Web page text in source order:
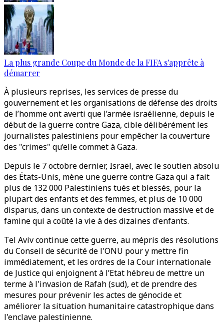
La plus grande Coupe du Monde de la FIFA s'apprête à
démarrer
À plusieurs reprises, les services de presse du
gouvernement et les organisations de défense des droits
de l’homme ont averti que l’armée israélienne, depuis le
début de la guerre contre Gaza, cible délibérément les
journalistes palestiniens pour empêcher la couverture
des "crimes" qu’elle commet à Gaza.
Depuis le 7 octobre dernier, Israël, avec le soutien absolu
des États-Unis, mène une guerre contre Gaza qui a fait
plus de 132 000 Palestiniens tués et blessés, pour la
plupart des enfants et des femmes, et plus de 10 000
disparus, dans un contexte de destruction massive et de
famine qui a coûté la vie à des dizaines d'enfants.
Tel Aviv continue cette guerre, au mépris des résolutions
du Conseil de sécurité de l'ONU pour y mettre fin
immédiatement, et les ordres de la Cour internationale
de Justice qui enjoignent à l’Etat hébreu de mettre un
terme à l'invasion de Rafah (sud), et de prendre des
mesures pour prévenir les actes de génocide et
améliorer la situation humanitaire catastrophique dans
l'enclave palestinienne.